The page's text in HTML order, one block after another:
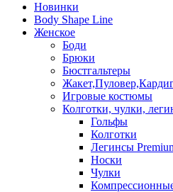
Новинки
Body Shape Line
Женское
Боди
Брюки
Бюстгальтеры
Игровые костюмы
Колготки, чулки,
Гольфы
Колготки
Легинсы
Носки
Чулки